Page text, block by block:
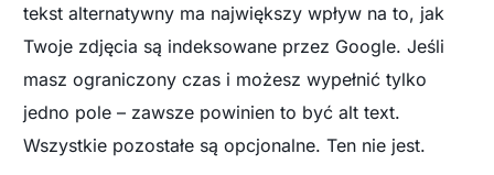
tekst alternatywny ma największy wpływ na to, jak
Twoje zdjęcia są indeksowane przez Google. Jeśli
masz ograniczony czas i możesz wypełnić tylko
jedno pole – zawsze powinien to być alt text.
Wszystkie pozostałe są opcjonalne. Ten nie jest.